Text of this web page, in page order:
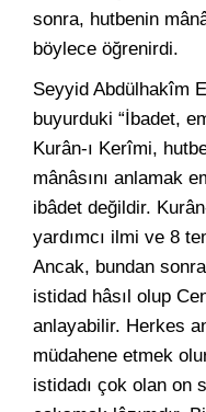
sonra, hutbenin
böylece öğrenirdi.
Seyyid Abdülhakîm
buyurduki “İbadet,
Kurân-ı Kerîmi,
mânâsını anlamak
ibâdet değildir.
yardımcı ilmi ve 8
Ancak, bundan
istidad hâsıl olup
anlayabilir. Herkes
müdahene etmek
istidadı çok olan on